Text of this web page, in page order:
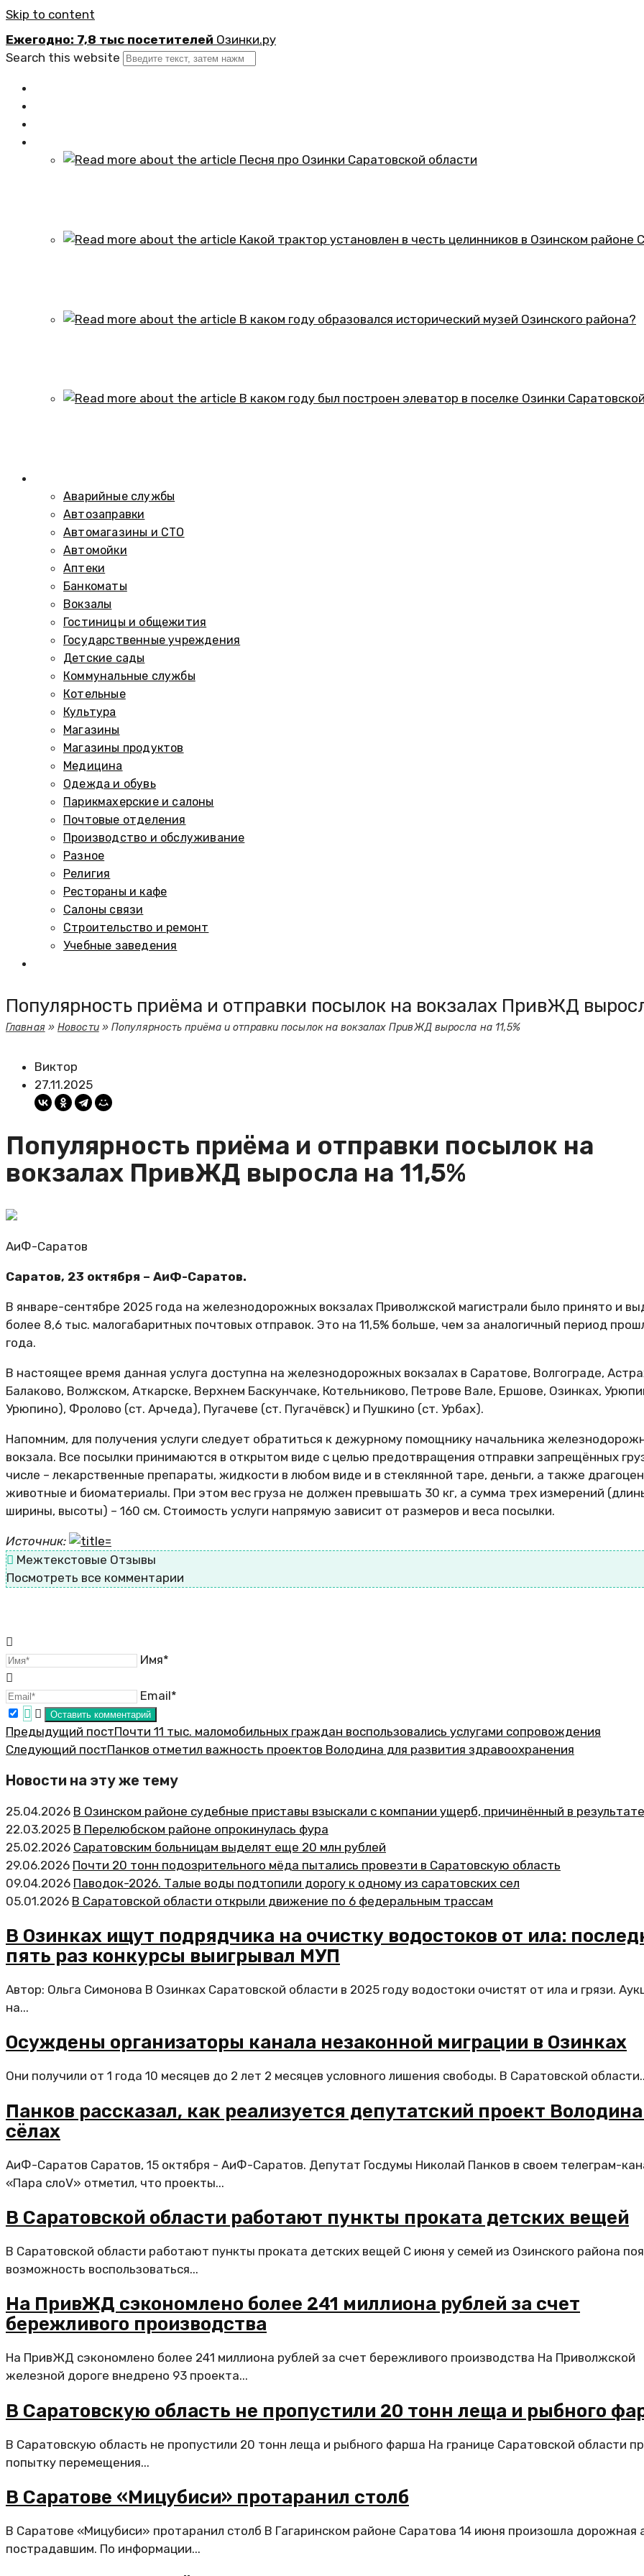
Skip to content
Ежегодно: 7,8 тыс посетителей Озинки.ру
Search this website
Аварийные службы
Автозаправки
Автомагазины и СТО
Автомойки
Аптеки
Банкоматы
Вокзалы
Гостиницы и общежития
Государственные учреждения
Детские сады
Коммунальные службы
Котельные
Культура
Магазины
Магазины продуктов
Медицина
Одежда и обувь
Парикмахерские и салоны
Почтовые отделения
Производство и обслуживание
Разное
Религия
Рестораны и кафе
Салоны связи
Строительство и ремонт
Учебные заведения
Популярность приёма и отправки посылок на вокзалах ПривЖД
Главная»Новости»Популярность приёма и отправки посылок на вокзалах ПривЖД выросла на 11,5%
Виктор
27.11.2025
Популярность приёма и отправки посылок на
вокзалах ПривЖД выросла на 11,5%
АиФ-Саратов
Саратов, 23 октября – АиФ-Саратов.
В январе-сентябре 2025 года на железнодорожных вокзалах Приволжской магистрали было принято и
более 8,6 тыс. малогабаритных почтовых отправок. Это на 11,5% больше, чем за аналогичный период
года.
В настоящее время данная услуга доступна на железнодорожных вокзалах в Саратове, Волгограде,
Балаково, Волжском, Аткарске, Верхнем Баскунчаке, Котельниково, Петрове Вале, Ершове, Озинках,
Урюпино), Фролово (ст. Арчеда), Пугачеве (ст. Пугачёвск) и Пушкино (ст. Урбах).
Напомним, для получения услуги следует обратиться к дежурному помощнику начальника
вокзала. Все посылки принимаются в открытом виде с целью предотвращения отправки запрещённых
числе – лекарственные препараты, жидкости в любом виде и в стеклянной таре, деньги, а также
животные и биоматериалы. При этом вес груза не должен превышать 30 кг, а сумма трех измерений
ширины, высоты) – 160 см. Стоимость услуги напрямую зависит от размеров и веса посылки.
Источник:
Межтекстовые Отзывы
Посмотреть все комментарии
Имя*
Email*
Предыдущий постПочти 11 тыс. маломобильных граждан воспользовались услугами сопровождения
Следующий постПанков отметил важность проектов Володина для развития здравоохранения
Новости на эту же тему
25.04.2026 В Озинском районе судебные приставы взыскали с компании ущерб, причинённый в
22.03.2025 В Перелюбском районе опрокинулась фура
25.02.2026 Саратовским больницам выделят еще 20 млн рублей
29.06.2026 Почти 20 тонн подозрительного мёда пытались провезти в Саратовскую область
09.04.2026 Паводок-2026. Талые воды подтопили дорогу к одному из саратовских сел
05.01.2026 В Саратовской области открыли движение по 6 федеральным трассам
В Озинках ищут подрядчика на очистку водостоков от ила:
пять раз конкурсы выигрывал МУП
Автор: Ольга Симонова В Озинках Саратовской области в 2025 году водостоки очистят от ила и грязи.
на...
Осуждены организаторы канала незаконной миграции в Озинках
Они получили от 1 года 10 месяцев до 2 лет 2 месяцев условного лишения свободы. В Саратовской
Панков рассказал, как реализуется депутатский проект
сёлах
АиФ-Саратов Саратов, 15 октября - АиФ-Саратов. Депутат Госдумы Николай Панков в своем телеграм-
«Пара слоV» отметил, что проекты...
В Саратовской области работают пункты проката детских вещей
В Саратовской области работают пункты проката детских вещей С июня у семей из Озинского района
возможность воспользоваться...
На ПривЖД сэкономлено более 241 миллиона рублей за счет
бережливого производства
На ПривЖД сэкономлено более 241 миллиона рублей за счет бережливого производства На Приволжской
железной дороге внедрено 93 проекта...
В Саратовскую область не пропустили 20 тонн леща и рыбного
В Саратовскую область не пропустили 20 тонн леща и рыбного фарша На границе Саратовской области
попытку перемещения...
В Саратове «Мицубиси» протаранил столб
В Саратове «Мицубиси» протаранил столб В Гагаринском районе Саратова 14 июня произошла дорожная
пострадавшим. По информации...